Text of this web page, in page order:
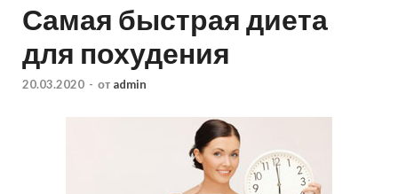
Самая быстрая диета
для похудения
20.03.2020 - от admin